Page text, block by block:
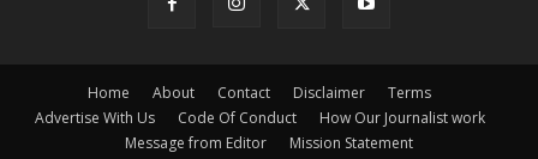
Home About Contact Disclaimer
Terms
Advertise With Us
Code Of Conduct
How Our Journalist work
Message from Editor
Mission Statement